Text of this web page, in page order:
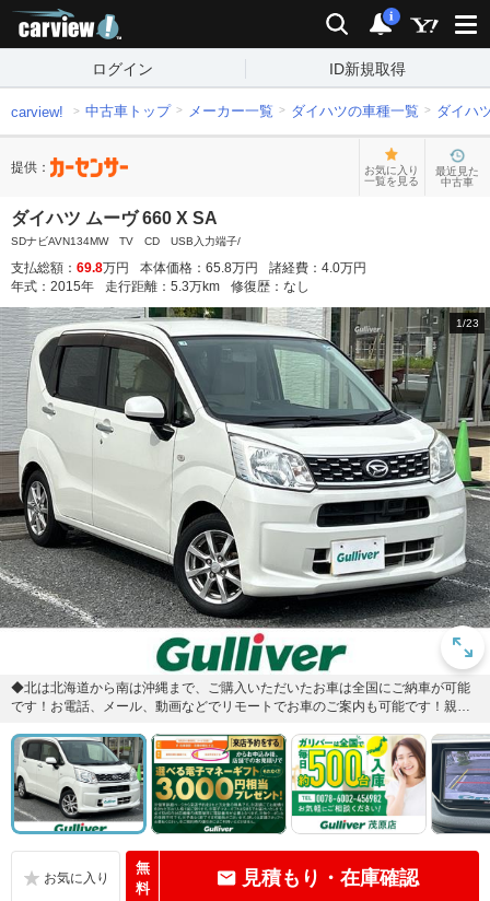
検索 通知
i
ログイン ID新規取得
carview! 中古車トップ メーカー一覧 ダイハツの車種一覧 ダイハ
提供：
お気に入り
一覧を見る
最近見た
中古車
ダイハツ ムーヴ 660 X SA
SDナビAVN134MW TV CD USB入力端子/
支払総額： 69.8万円 本体価格： 65.8万円 諸経費： 4.0万円
年式： 2015年 走行距離： 5.3万km 修復歴： なし
1/23
◆北は北海道から南は沖縄まで、ご購入いただいたお車は全国にご納車が可能
です！お電話、メール、動画などでリモートでお車のご案内も可能です！親
無
料
見積もり・在庫確認